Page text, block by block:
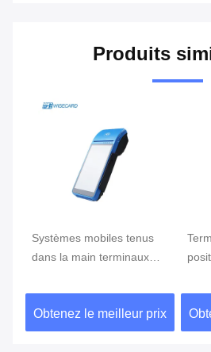
Produits
Systèmes mobiles tenus
dans la main terminaux
position du BORD GPRS
5800mAh de position de
NFC de FBI
Obtenez le meilleur prix